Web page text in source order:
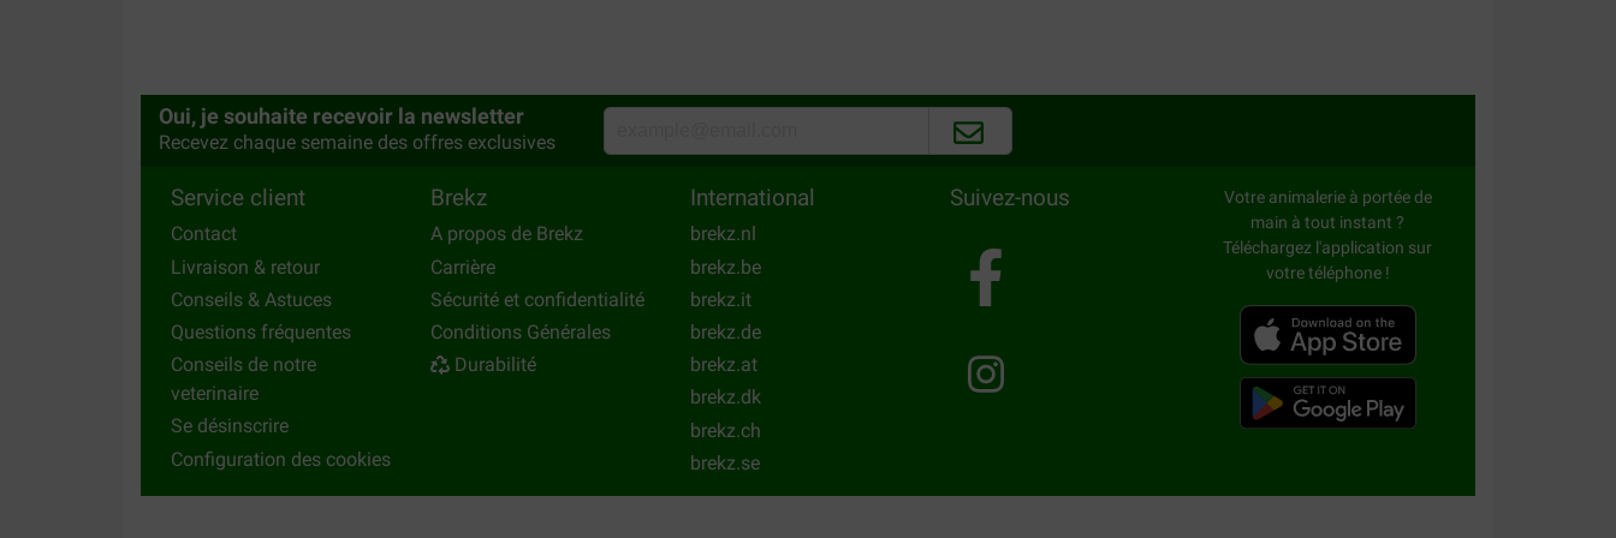
Oui, je souhaite recevoir la newsletter
Recevez chaque semaine des offres exclusives
Service client
Contact
Livraison & retour
Conseils & Astuces
Questions fréquentes
Conseils de notre
veterinaire
Se désinscrire
Configuration des cookies
Brekz
A propos de Brekz
Carrière
Sécurité et confidentialité
Conditions Générales
Durabilité
International
brekz.nl
brekz.be
brekz.it
brekz.de
brekz.at
brekz.dk
brekz.ch
brekz.se
Suivez-nous
Votre animalerie à portée de
main à tout instant ?
Téléchargez l'application sur
votre téléphone !